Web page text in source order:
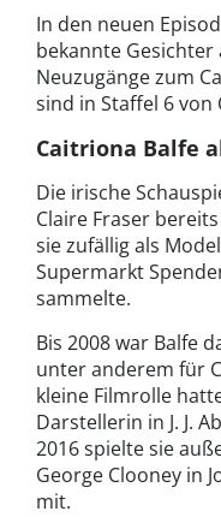
In den neuen
bekannte Gesichter
Neuzugänge zum
sind in Staffel 6 von
Caitriona Balfe
Die irische
Claire Fraser
sie zufällig als
Supermarkt
sammelte.
Bis 2008 war Balfe
unter anderem für
kleine Filmrolle
Darstellerin in J. J.
2016 spielte sie
George Clooney in
mit.